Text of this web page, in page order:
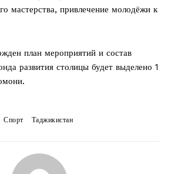
мастерства, привлечение молодёжи к
план мероприятий и состав
развития столицы будет выделено 1
Спорт Таджикистан